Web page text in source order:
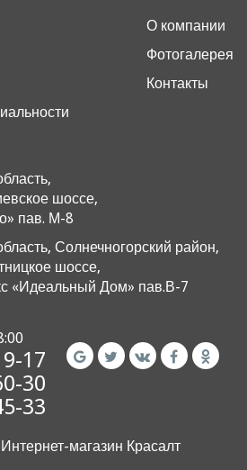
О компании
Фотогалерея
Контакты
шоссе,
пав. М-8
Солнечногорский район,
шоссе,
«Идеальный Дом» пав.В-7
17
30
33
магазин Красалт